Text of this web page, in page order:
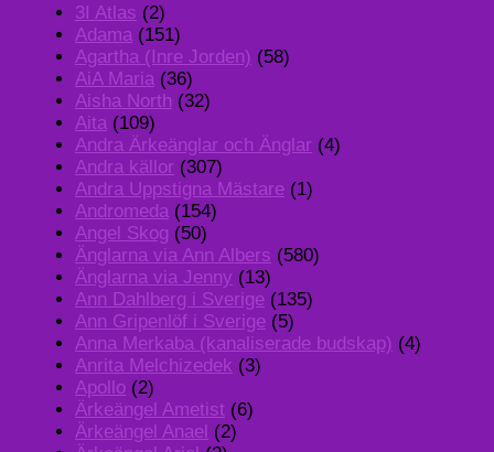
3I Atlas (2)
Adama (151)
Agartha (Inre Jorden) (58)
AiA Maria (36)
Aisha North (32)
Aita (109)
Andra Ärkeänglar och Änglar (4)
Andra källor (307)
Andra Uppstigna Mästare (1)
Andromeda (154)
Angel Skog (50)
Änglarna via Ann Albers (580)
Änglarna via Jenny (13)
Ann Dahlberg i Sverige (135)
Ann Gripenlöf i Sverige (5)
Anna Merkaba (kanaliserade budskap) (4)
Anrita Melchizedek (3)
Apollo (2)
Ärkeängel Ametist (6)
Ärkeängel Anael (2)